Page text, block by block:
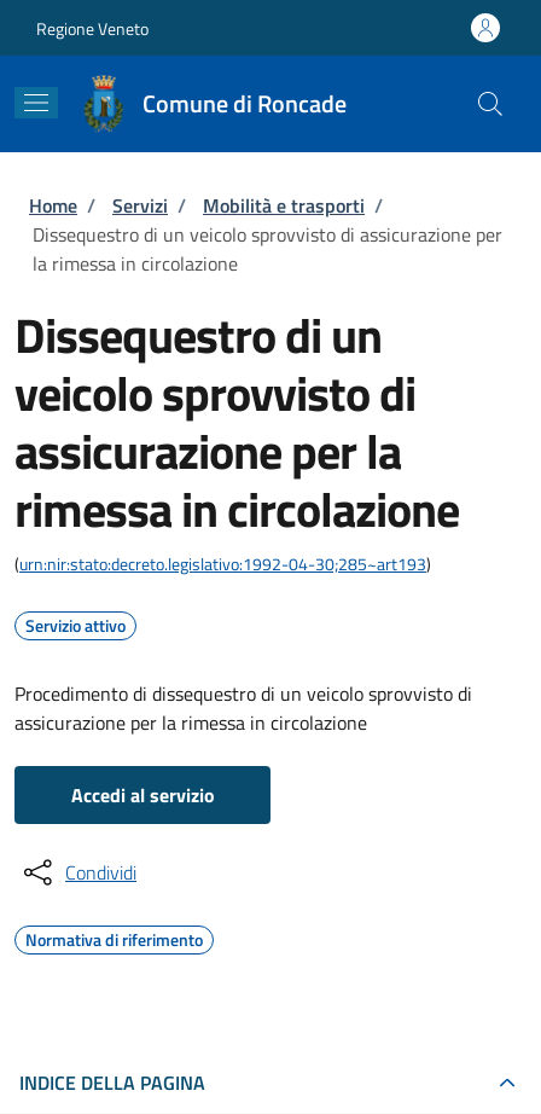
Regione Veneto
Comune di Roncade
Briciole di pane
Home / Servizi / Mobilità e trasporti /
Dissequestro di un veicolo sprovvisto di assicurazione per
la rimessa in circolazione
Dissequestro di un
veicolo sprovvisto di
assicurazione per la
rimessa in circolazione
(urn:nir:stato:decreto.legislativo:1992-04-30;285~art193)
Servizio attivo
Procedimento di dissequestro di un veicolo sprovvisto di
assicurazione per la rimessa in circolazione
Accedi al servizio
Condividi
Normativa di riferimento
INDICE DELLA PAGINA